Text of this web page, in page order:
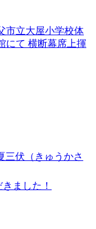
市立大屋小学校体
にて 横断幕席上揮
伏（きゅうかさ
ました！